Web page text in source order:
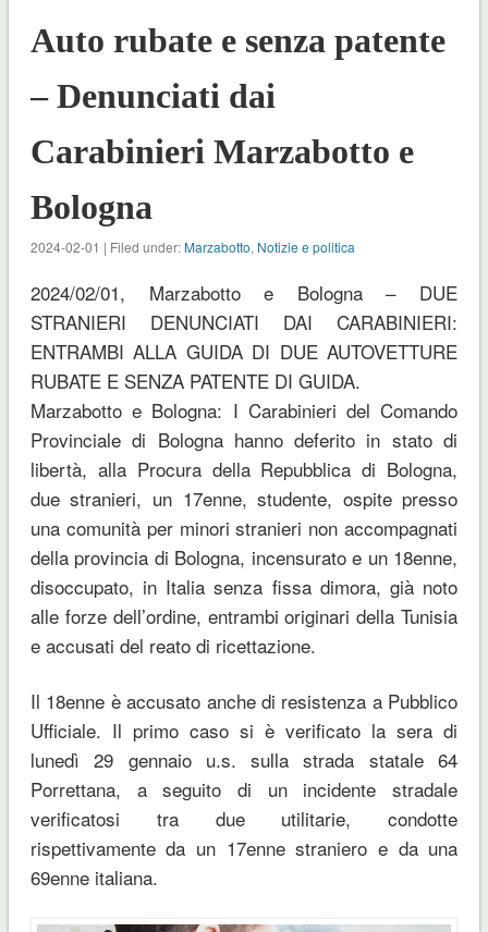
Auto rubate e senza patente
– Denunciati dai
Carabinieri Marzabotto e
Bologna
2024-02-01 | Filed under:Marzabotto, Notizie e politica
2024/02/01, Marzabotto e Bologna – DUE
STRANIERI DENUNCIATI DAI CARABINIERI:
ENTRAMBI ALLA GUIDA DI DUE AUTOVETTURE
RUBATE E SENZA PATENTE DI GUIDA.
Marzabotto e Bologna: I Carabinieri del Comando
Provinciale di Bologna hanno deferito in stato di
libertà, alla Procura della Repubblica di Bologna,
due stranieri, un 17enne, studente, ospite presso
una comunità per minori stranieri non accompagnati
della provincia di Bologna, incensurato e un 18enne,
disoccupato, in Italia senza fissa dimora, già noto
alle forze dell’ordine, entrambi originari della Tunisia
e accusati del reato di ricettazione.
Il 18enne è accusato anche di resistenza a Pubblico
Ufficiale. Il primo caso si è verificato la sera di
lunedì 29 gennaio u.s. sulla strada statale 64
Porrettana, a seguito di un incidente stradale
verificatosi tra due utilitarie, condotte
rispettivamente da un 17enne straniero e da una
69enne italiana.